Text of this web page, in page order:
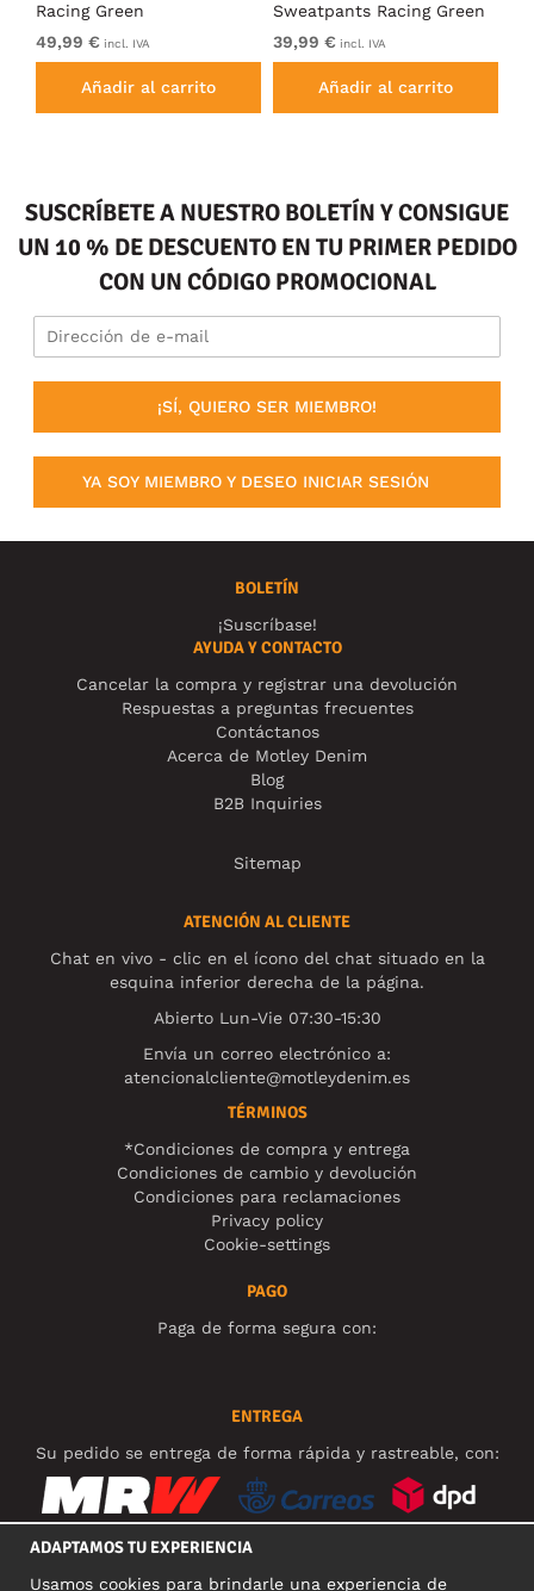
Racing Green
49,99 € incl. IVA
Añadir al carrito
Sweatpants Racing Green
39,99 € incl. IVA
Añadir al carrito
SUSCRÍBETE A NUESTRO BOLETÍN Y CONSIGUE
UN 10 % DE DESCUENTO EN TU PRIMER PEDIDO
CON UN CÓDIGO PROMOCIONAL
¡SÍ, QUIERO SER MIEMBRO!
YA SOY MIEMBRO Y DESEO INICIAR SESIÓN
BOLETÍN
¡Suscríbase!
AYUDA Y CONTACTO
Cancelar la compra y registrar una devolución
Respuestas a preguntas frecuentes
Contáctanos
Acerca de Motley Denim
Blog
B2B Inquiries
Sitemap
ATENCIÓN AL CLIENTE
Chat en vivo - clic en el ícono del chat situado en la
esquina inferior derecha de la página.
Abierto Lun-Vie 07:30-15:30
Envía un correo electrónico a:
atencionalcliente@motleydenim.es
TÉRMINOS
*Condiciones de compra y entrega
Condiciones de cambio y devolución
Condiciones para reclamaciones
Privacy policy
Cookie-settings
PAGO
Paga de forma segura con:
ENTREGA
Su pedido se entrega de forma rápida y rastreable, con:
ADAPTAMOS TU EXPERIENCIA
Usamos cookies para brindarle una experiencia de